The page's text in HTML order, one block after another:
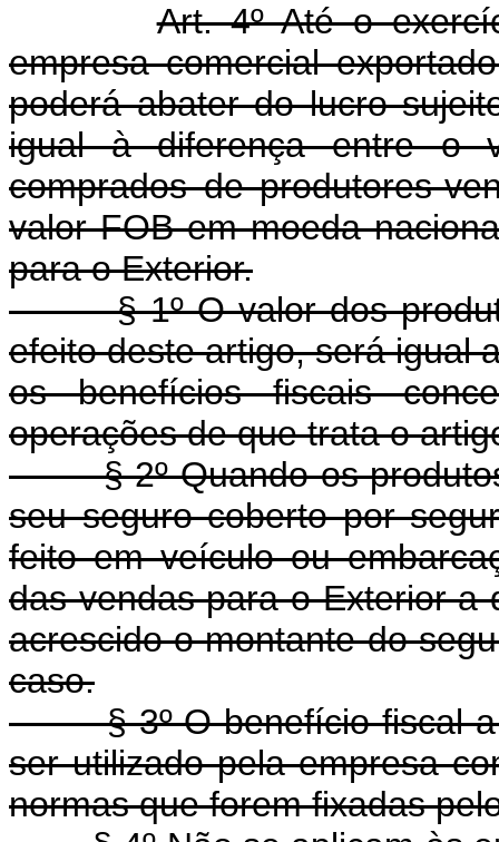
Art. 4º Até o
empresa comercial
poderá abater do lucro
igual à diferença entre o
comprados de produtores-
valor FOB em moeda
para o Exterior.
§ 1º O valor dos produtos
efeito deste artigo, será igual
os benefícios fiscais
operações de que trata o
§ 2º Quando os produtos
seu seguro coberto por
feito em veículo ou
das vendas para o Exterior a
acrescido o montante do
caso.
§ 3º O benefício fiscal a
ser utilizado pela empresa
normas que forem fixadas